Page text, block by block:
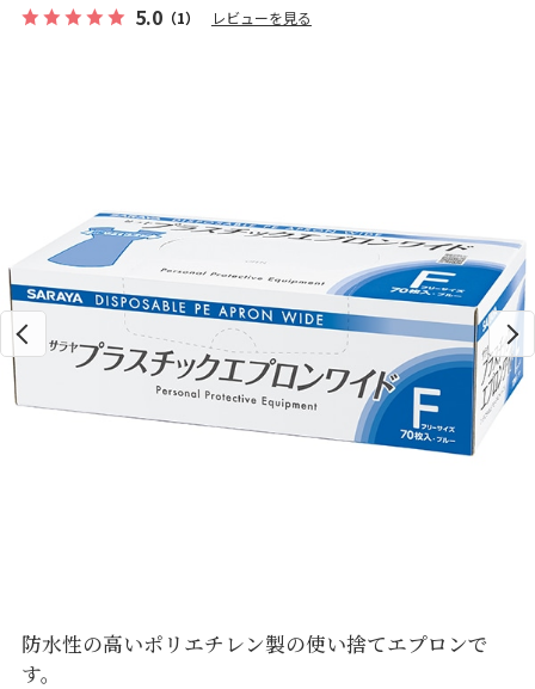
5.0（1） レビューを見る
防水性の高いポリエチレン製の使い捨てエプロンで
す。